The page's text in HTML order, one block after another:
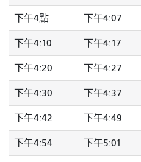
下午4點 下午4:07
下午4:10 下午4:17
下午4:20 下午4:27
下午4:30 下午4:37
下午4:42 下午4:49
下午4:54 下午5:01